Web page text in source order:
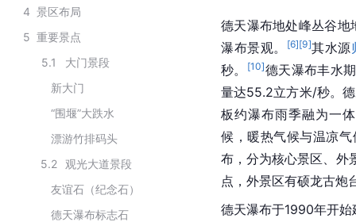
4 景区布局
5 重要景点
5.1
大门景段
新大门
“围堰”大跌水
漂游竹排码头
5.2
观光大道景段
友谊石（纪念石）
德天瀑布标志石
德天瀑布地处峰丛谷地
瀑布景观。
[6][9]其水源
秒。
[10]德天瀑布丰水
量达55.2立方米/秒。
板约瀑布雨季融为一
候，暖热气候与温凉
布，分为核心景区、外
点，外景区有硕龙古炮
德天瀑布于1990年开